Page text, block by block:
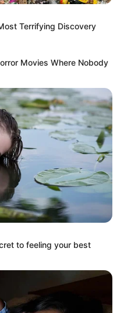
Terrifying Discovery
Movies Where Nobody
to feeling your best